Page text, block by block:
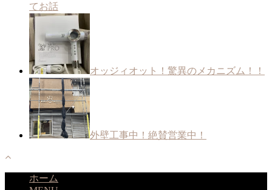
てお話
オッジィオット！驚異のメカニズム！！
外壁工事中！絶賛営業中！
ホーム